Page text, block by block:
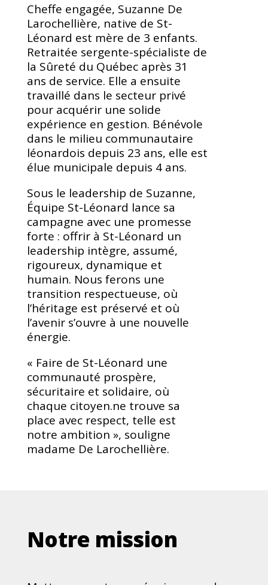
Cheffe engagée, Suzanne De
Larochellière, native de St-
Léonard est mère de 3 enfants.
Retraitée sergente-spécialiste de
la Sûreté du Québec après 31
ans de service. Elle a ensuite
travaillé dans le secteur privé
pour acquérir une solide
expérience en gestion. Bénévole
dans le milieu communautaire
léonardois depuis 23 ans, elle est
élue municipale depuis 4 ans.
Sous le leadership de Suzanne,
Équipe St-Léonard lance sa
campagne avec une promesse
forte : offrir à St-Léonard un
leadership intègre, assumé,
rigoureux, dynamique et
humain. Nous ferons une
transition respectueuse, où
l’héritage est préservé et où
l’avenir s’ouvre à une nouvelle
énergie.
« Faire de St-Léonard une
communauté prospère,
sécuritaire et solidaire, où
chaque citoyen.ne trouve sa
place avec respect, telle est
notre ambition », souligne
madame De Larochellière.
Notre mission